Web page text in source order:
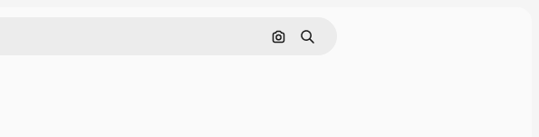
Zoeken op afbeelding
Zoeken